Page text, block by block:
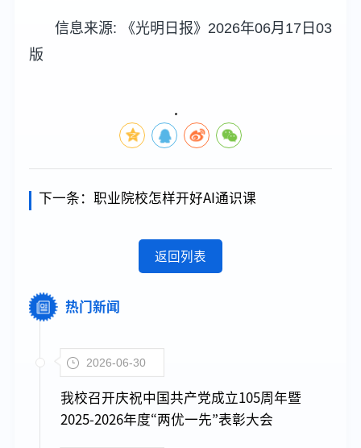
信息来源: 《光明日报》2026年06月17日03
版
下一条： 职业院校怎样开好AI通识课
返回列表
热门新闻
2026-06-30
我校召开庆祝中国共产党成立105周年暨
2025-2026年度“两优一先”表彰大会